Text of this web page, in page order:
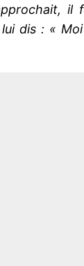
il
lui dis : «